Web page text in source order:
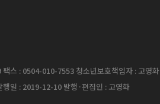
스 : 0504-010-7553 청소년보호책임자 : 고영화
일 : 2019-12-10 발행·편집인 : 고영화